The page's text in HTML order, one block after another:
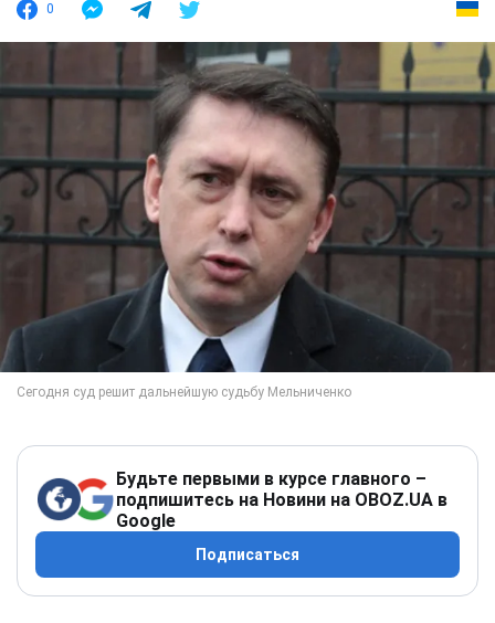
0
Будьте первыми в курсе главного –
подпишитесь на Новини на OBOZ.UA в
Google
Подписаться